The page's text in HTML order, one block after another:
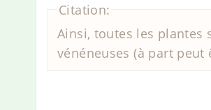
Citation:
Ainsi, toutes les plantes
vénéneuses (à part peut